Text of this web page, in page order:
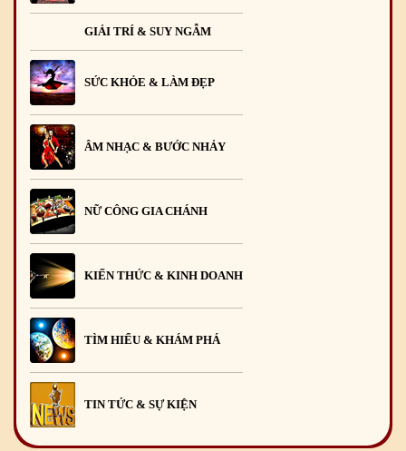
GIẢI TRÍ & SUY NGẪM
SỨC KHỎE & LÀM ĐẸP
ÂM NHẠC & BƯỚC NHẢY
NỮ CÔNG GIA CHÁNH
KIẾN THỨC & KINH DOANH
TÌM HIỂU & KHÁM PHÁ
TIN TỨC & SỰ KIỆN